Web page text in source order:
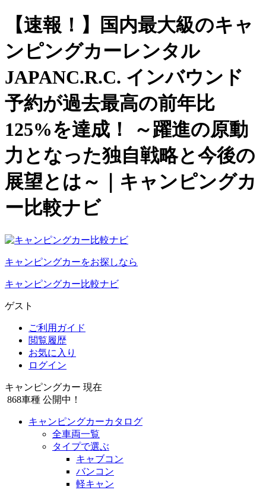
【速報！】国内最大級のキャ
ンピングカーレンタル
JAPANC.R.C. インバウンド
予約が過去最高の前年比
125%を達成！ ～躍進の原動
力となった独自戦略と今後の
展望とは～｜キャンピングカ
ー比較ナビ
キャンピングカーをお探しなら
キャンピングカー比較ナビ
ゲスト
ご利用ガイド
閲覧履歴
お気に入り
ログイン
キャンピングカー 現在
868車種 公開中！
キャンピングカーカタログ
全車両一覧
タイプで選ぶ
キャブコン
バンコン
軽キャン